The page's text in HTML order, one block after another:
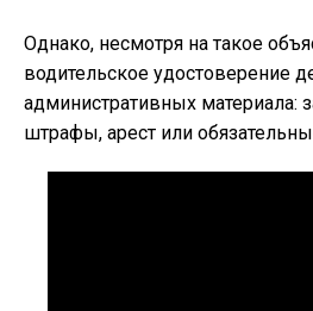
Однако, несмотря на такое
водительское удостоверение
административных материала:
штрафы, арест или